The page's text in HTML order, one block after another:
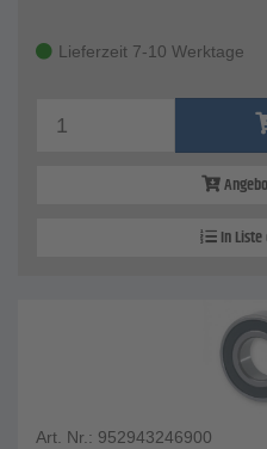
Lieferzeit 7-10 Werktage
In Liste
Art. Nr.: 952943246900